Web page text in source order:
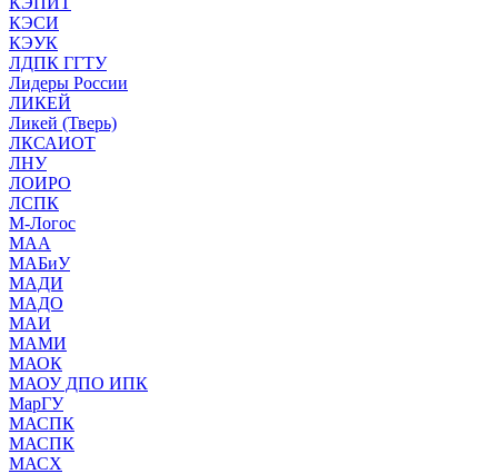
КЭСИ
КЭУК
ЛДПК ГГТУ
Лидеры России
ЛИКЕЙ
Ликей (Тверь)
ЛКСАИОТ
ЛНУ
ЛОИРО
ЛСПК
М-Логос
МАА
МАБиУ
МАДИ
МАДО
МАИ
МАМИ
МАОК
МАОУ ДПО ИПК
МарГУ
МАСПК
МАСПК
МАСХ